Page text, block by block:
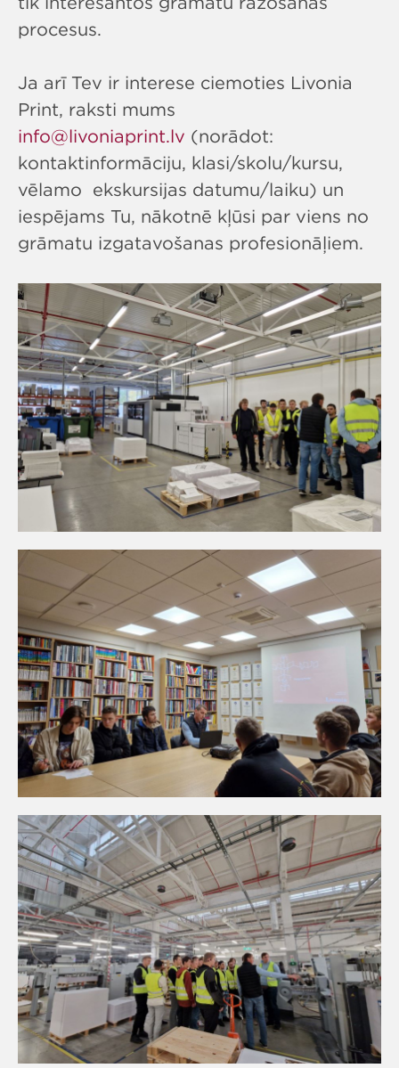
procesus.
Ja arī Tev ir interese ciemoties Livonia
Print, raksti mums
info@livoniaprint.lv (norādot:
kontaktinformāciju, klasi/skolu/kursu,
vēlamo ekskursijas datumu/laiku) un
iespējams Tu, nākotnē kļūsi par viens no
grāmatu izgatavošanas profesionāļiem.